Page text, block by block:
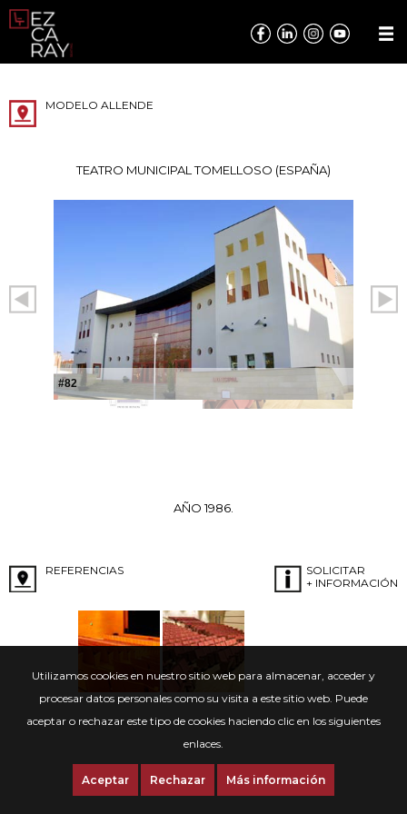
Utilizamos cookies en nuestro sitio web para almacenar, acceder y
procesar datos personales como su visita a este sitio web. Puede
aceptar o rechazar este tipo de cookies haciendo clic en los siguientes
enlaces.
Aceptar Rechazar Más información
MODELO ALLENDE
TEATRO MUNICIPAL TOMELLOSO (ESPAÑA)
#82
AÑO 1986.
REFERENCIAS
SOLICITAR
+ INFORMACIÓN